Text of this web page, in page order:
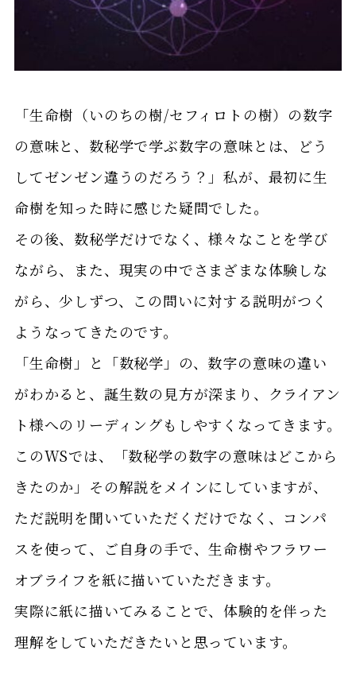
「生命樹（いのちの樹/セフィロトの樹）の数字
の意味と、数秘学で学ぶ数字の意味とは、どう
してゼンゼン違うのだろう？」私が、最初に生
命樹を知った時に感じた疑問でした。
その後、数秘学だけでなく、様々なことを学び
ながら、また、現実の中でさまざまな体験しな
がら、少しずつ、この問いに対する説明がつく
ようなってきたのです。
「生命樹」と「数秘学」の、数字の意味の違い
がわかると、誕生数の見方が深まり、クライアン
ト様へのリーディングもしやすくなってきます。
このWSでは、「数秘学の数字の意味はどこから
きたのか」その解説をメインにしていますが、
ただ説明を聞いていただくだけでなく、コンパ
スを使って、ご自身の手で、生命樹やフラワー
オブライフを紙に描いていただきます。
実際に紙に描いてみることで、体験的を伴った
理解をしていただきたいと思っています。